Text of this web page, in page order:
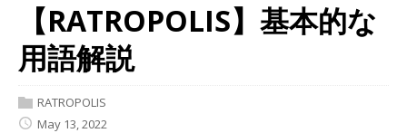
【RATROPOLIS】基本的な
用語解説
RATROPOLIS
May 13, 2022